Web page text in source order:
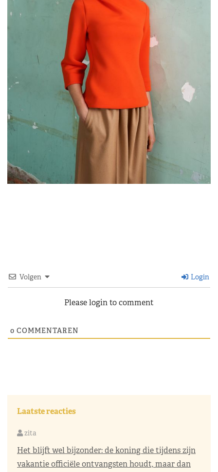
Volgen Login
Please login to comment
0 COMMENTAREN
Laatste reacties
zita
Het blijft wel bijzonder: de koning die tijdens zijn
vakantie officiële ontvangsten houdt, maar dan